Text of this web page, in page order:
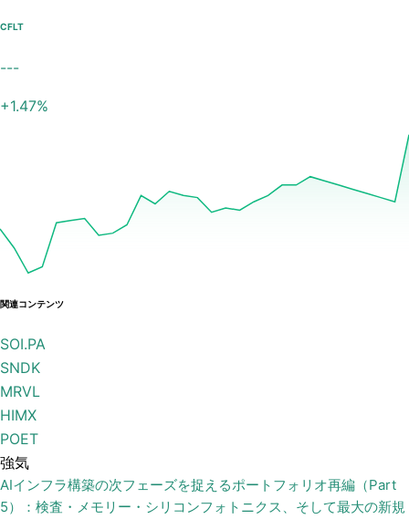
CFLT
---
+1.47%
関連コンテンツ
SOI.PA
SNDK
MRVL
HIMX
POET
強気
AIインフラ構築の次フェーズを捉えるポートフォリオ再編（Part
5）：検査・メモリー・シリコンフォトニクス、そして最大の新規